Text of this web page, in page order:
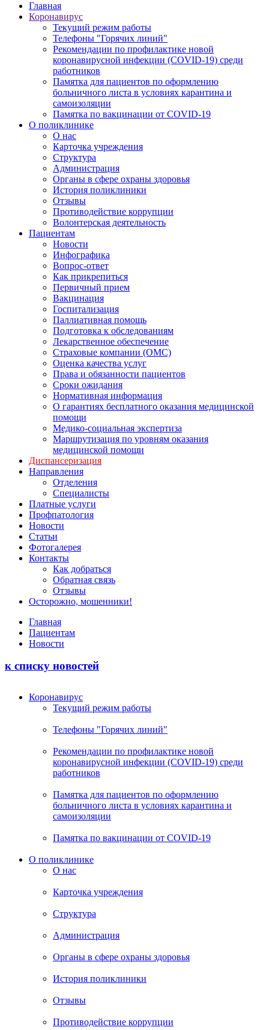
Главная
Коронавирус
Текущий режим работы
Телефоны "Горячих линий"
Рекомендации по профилактике новой
коронавирусной инфекции (COVID-19) среди
работников
Памятка для пациентов по оформлению
больничного листа в условиях карантина и
самоизоляции
Памятка по вакцинации от COVID-19
О поликлинике
О нас
Карточка учреждения
Структура
Администрация
Органы в сфере охраны здоровья
История поликлиники
Отзывы
Противодействие коррупции
Волонтерская деятельность
Пациентам
Новости
Инфографика
Вопрос-ответ
Как прикрепиться
Первичный прием
Вакцинация
Госпитализация
Паллиативная помощь
Подготовка к обследованиям
Лекарственное обеспечение
Страховые компании (ОМС)
Оценка качества услуг
Права и обязанности пациентов
Сроки ожидания
Нормативная информация
О гарантиях бесплатного оказания медицинской
помощи
Медико-социальная экспертиза
Маршрутизация по уровням оказания
медицинской помощи
Диспансеризация
Направления
Отделения
Специалисты
Платные услуги
Профпатология
Новости
Статьи
Фотогалерея
Контакты
Как добраться
Обратная связь
Отзывы
Осторожно, мошенники!
Главная
Пациентам
Новости
к списку новостей
Коронавирус
Текущий режим работы
Телефоны "Горячих линий"
Рекомендации по профилактике новой
коронавирусной инфекции (COVID-19) среди
работников
Памятка для пациентов по оформлению
больничного листа в условиях карантина и
самоизоляции
Памятка по вакцинации от COVID-19
О поликлинике
О нас
Карточка учреждения
Структура
Администрация
Органы в сфере охраны здоровья
История поликлиники
Отзывы
Противодействие коррупции